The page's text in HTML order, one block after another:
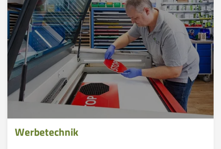
Werbetechnik